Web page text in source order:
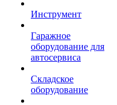
Инструмент
Гаражное
оборудование для
автосервиса
Складское
оборудование